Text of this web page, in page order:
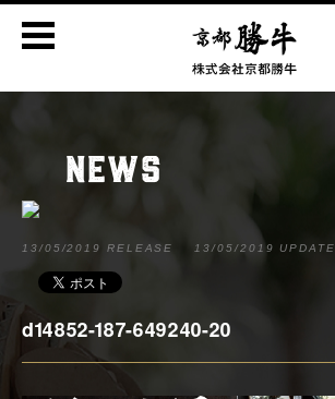
NEWS
13/05/2019 RELEASE 13/05/2019 UPDATE
d14852-187-649240-20